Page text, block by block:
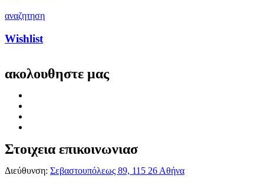
αναζητηση
Wishlist
ακολουθηστε μας
Στοιχεια επικοινωνιασ
Διεύθυνση: Σεβαστουπόλεως 89, 115 26 Αθήνα